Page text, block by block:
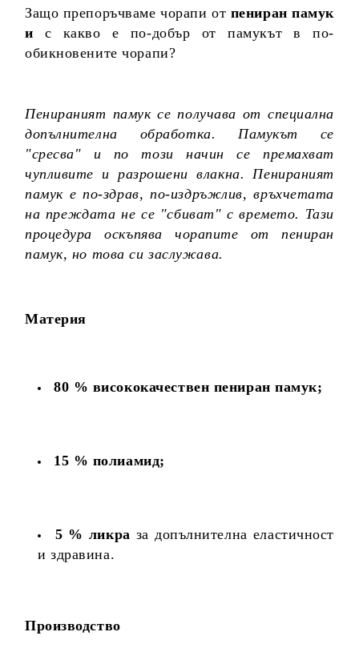
Защо препоръчваме чорапи от пениран памук
и с какво е по-добър от памукът в по-
обикновените чорапи?
Пенираният памук се получава от специална
допълнителна обработка. Памукът се
"сресва" и по този начин се премахват
чупливите и разрошени влакна. Пенираният
памук е по-здрав, по-издръжлив, връхчетата
на преждата не се "сбиват" с времето. Тази
процедура оскъпява чорапите от пениран
памук, но това си заслужава.
Материя
80 % висококачествен пениран памук;
15 % полиамид;
5 % ликра за допълнителна еластичност
и здравина.
Производство